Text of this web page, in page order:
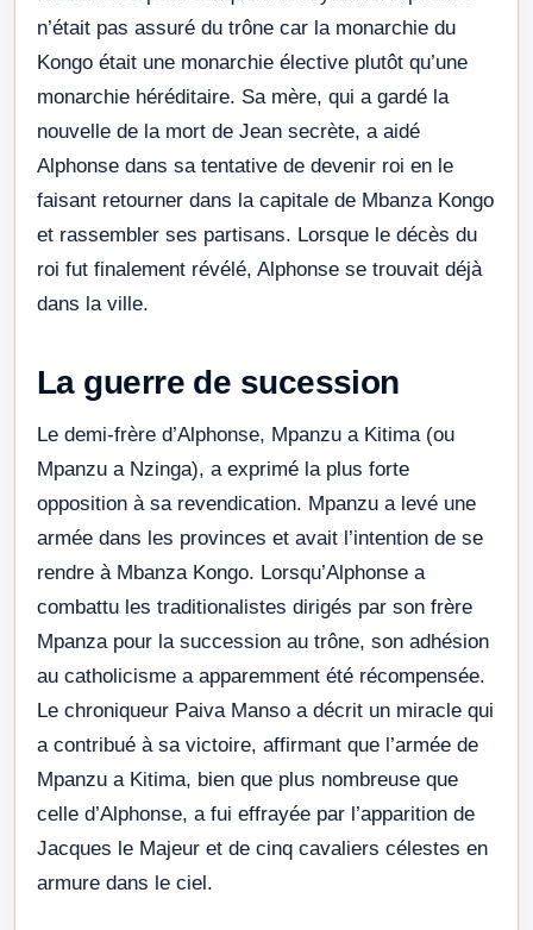
n’était pas assuré du trône car la monarchie du
Kongo était une monarchie élective plutôt qu’une
monarchie héréditaire. Sa mère, qui a gardé la
nouvelle de la mort de Jean secrète, a aidé
Alphonse dans sa tentative de devenir roi en le
faisant retourner dans la capitale de Mbanza Kongo
et rassembler ses partisans. Lorsque le décès du
roi fut finalement révélé, Alphonse se trouvait déjà
dans la ville.
La guerre de sucession
Le demi-frère d’Alphonse, Mpanzu a Kitima (ou
Mpanzu a Nzinga), a exprimé la plus forte
opposition à sa revendication. Mpanzu a levé une
armée dans les provinces et avait l’intention de se
rendre à Mbanza Kongo. Lorsqu’Alphonse a
combattu les traditionalistes dirigés par son frère
Mpanza pour la succession au trône, son adhésion
au catholicisme a apparemment été récompensée.
Le chroniqueur Paiva Manso a décrit un miracle qui
a contribué à sa victoire, affirmant que l’armée de
Mpanzu a Kitima, bien que plus nombreuse que
celle d’Alphonse, a fui effrayée par l’apparition de
Jacques le Majeur et de cinq cavaliers célestes en
armure dans le ciel.